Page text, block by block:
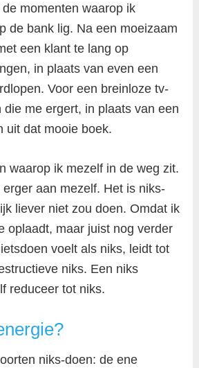
momenten waarop ik
de bank lig. Na een moeizaam
een klant te lang op
in plaats van even een
Voor een breinloze tv-
me ergert, in plaats van een
uit dat mooie boek.
waarop ik mezelf in de weg zit.
aan mezelf. Het is niks-
liever niet zou doen. Omdat ik
oplaadt, maar juist nog verder
voelt als niks, leidt tot
niks. Een niks
reduceer tot niks.
niks-doen: de ene